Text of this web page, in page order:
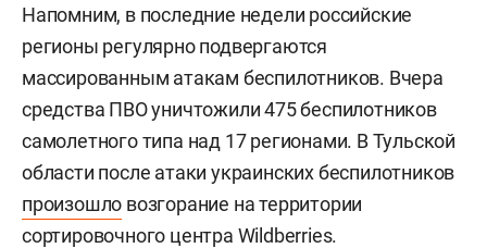
Напомним, в последние недели российские
регионы регулярно подвергаются
массированным атакам беспилотников. Вчера
средства ПВО уничтожили 475 беспилотников
самолетного типа над 17 регионами. В Тульской
области после атаки украинских беспилотников
произошло возгорание на территории
сортировочного центра Wildberries.